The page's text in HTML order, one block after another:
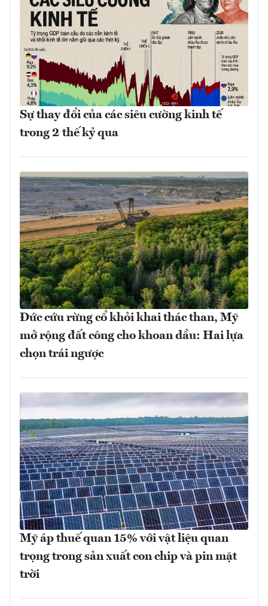
Sự thay đổi của các siêu cường kinh tế
trong 2 thế kỷ qua
Đức cứu rừng cổ khỏi khai thác than, Mỹ
mở rộng đất công cho khoan dầu: Hai lựa
chọn trái ngược
Mỹ áp thuế quan 15% với vật liệu quan
trọng trong sản xuất con chip và pin mặt
trời